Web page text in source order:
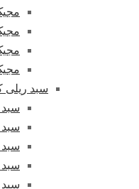
سبد ریلی
سبد (۳ طبقه) ریل پهلو
سبد (۳ طبقه)
سبد (۲ طبقه) ریل پهلو
سبد (۲طبقه)
سبد (۲ طبقه) ریل پهلو